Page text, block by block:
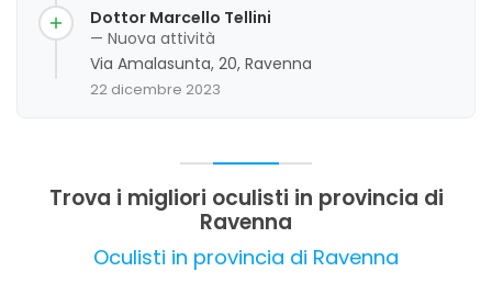
personale. I clienti evidenziano anche la rapidità
e l'efficacia delle riparazioni, oltre alla qualità dei
prodotti e all'attenzione al cliente. Non sono stati
riscontrati aspetti critici significativi, e l'attività si
distingue per un servizio di alto livello che ha
Dottor Marcello Tellini
— Nuova attività
Via Amalasunta, 20, Ravenna
22 dicembre 2023
Trova i migliori oculisti in provincia di
Ravenna
Oculisti in provincia di Ravenna